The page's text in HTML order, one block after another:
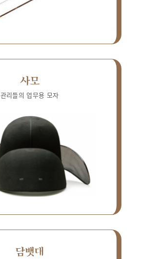
사모
관리들의 업무용 모자
담뱃대